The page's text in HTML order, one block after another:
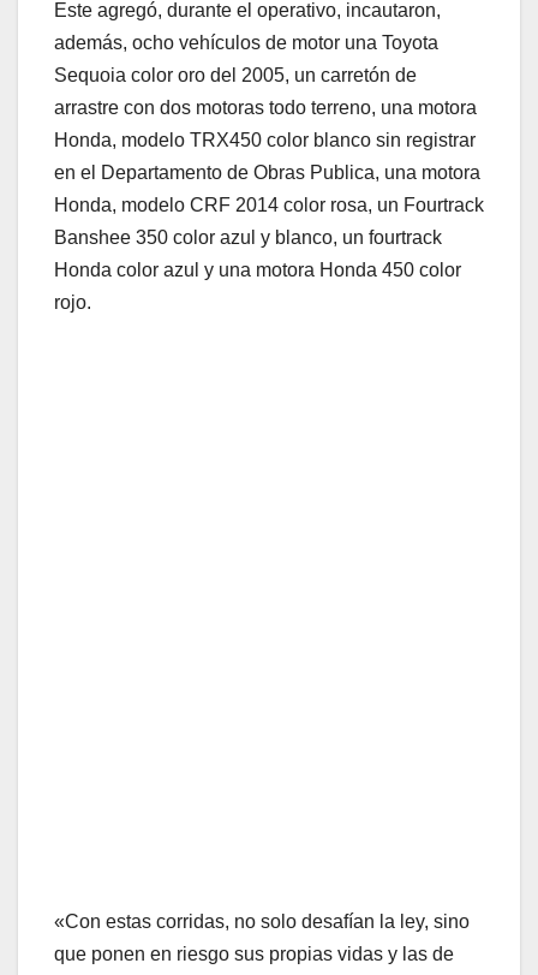
Este agregó, durante el operativo, incautaron,
además, ocho vehículos de motor una Toyota
Sequoia color oro del 2005, un carretón de
arrastre con dos motoras todo terreno, una motora
Honda, modelo TRX450 color blanco sin registrar
en el Departamento de Obras Publica, una motora
Honda, modelo CRF 2014 color rosa, un Fourtrack
Banshee 350 color azul y blanco, un fourtrack
Honda color azul y una motora Honda 450 color
rojo.
«Con estas corridas, no solo desafían la ley, sino
que ponen en riesgo sus propias vidas y las de